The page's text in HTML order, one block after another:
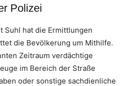
Polizei
Suhl hat die Ermittlungen
die Bevölkerung um Mithilfe.
Zeitraum verdächtige
im Bereich der Straße
oder sonstige sachdienliche